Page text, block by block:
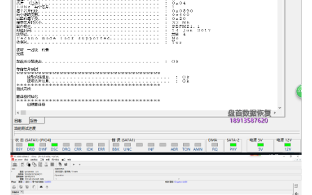
设
备
展
示
常
见
问
题
登录 注册